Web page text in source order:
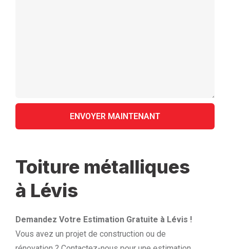
Toiture métalliques
à Lévis
Demandez Votre Estimation Gratuite à Lévis !
Vous avez un projet de construction ou de